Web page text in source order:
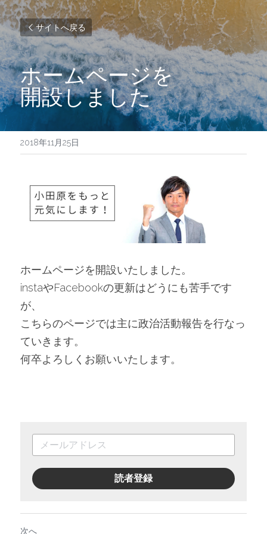
サイトへ戻る
ホームページを
開設しました
2018年11月25日
ホームページを開設いたしました。
instaやFacebookの更新はどうにも苦手です
が、
こちらのページでは主に政治活動報告を行なっ
ていきます。
何卒よろしくお願いいたします。
読者登録
次へ